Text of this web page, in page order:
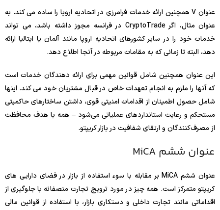
عنوان V همچنین ارائه خدمات فرامرزی در اتحادیه اروپا را ساده می کند. به
عنوان مثال، اگر CryptoTrade در فرانسه مجوز داشته باشد، می تواند
خدمات خود را در سایر کشورهای اتحادیه اروپا مانند آلمان یا ایتالیا ارائه
دهد، البته تا زمانی که به مقامات مربوطه در آنجا اطلاع دهد.
این عنوان همچنین شامل قوانین مهمی برای ارائه دهندگان خدمات است
که آنها را ملزم به انجام تعهدات خاص در قبال مشتریان خود می کند. اینها
شامل حصول اطمینان از اقدامات امنیتی قوی، داشتن ساختارهای حاکمیتی
مستحکم و رعایت استانداردهای عملیاتی می‌شود – همه با هدف محافظت
از مصرف‌کنندگان و ارتقای شفافیت در بازار کریپتو.
عنوان ششم MiCA
عنوان ششم MiCA بر مقابله با سوء استفاده از بازار در فضای دارایی های
کریپتو متمرکز است. همه چیز در مورد ترویج تجارت منصفانه با جلوگیری از
اقداماتی مانند تجارت داخلی و دستکاری بازار، با استفاده از قوانین مالی